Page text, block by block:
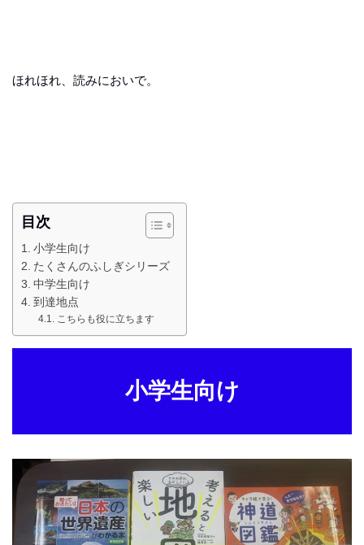
ほれほれ、読みにおいで。
目次
小学生向け
たくさんのふしぎシリーズ
中学生向け
到達地点
こちらも役に立ちます
小学生向け